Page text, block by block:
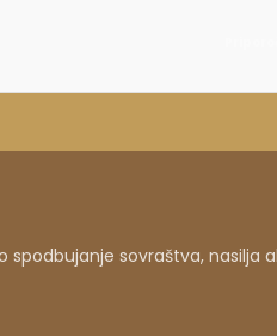
spodbujanje sovraštva, nasilja